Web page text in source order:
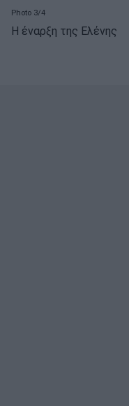
Photo 3/4
Η έναρξη της Ελένης